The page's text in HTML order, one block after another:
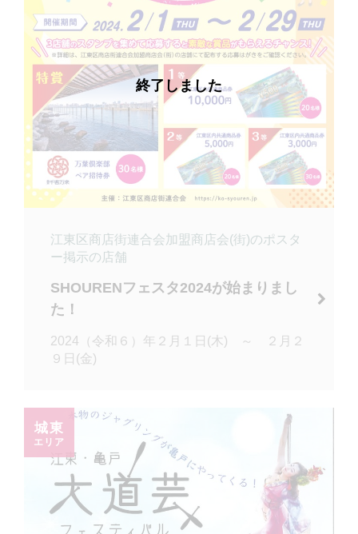
江東区商店街連合会加盟商店会(街)のポスタ
ー掲示の店舗
SHOURENフェスタ2024が始まりまし
た！
2024（令和６）年２月１日(木) ～ ２月２
９日(金)
終了しました
城東
エリア